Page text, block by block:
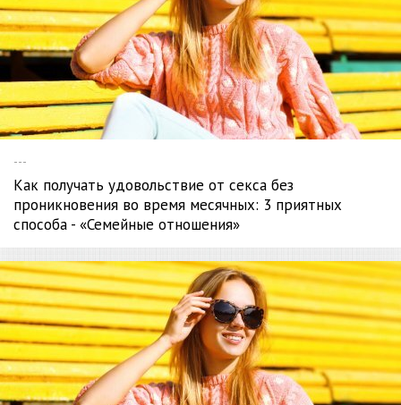
---
Как получать удовольствие от секса без
проникновения во время месячных: 3 приятных
способа - «Семейные отношения»